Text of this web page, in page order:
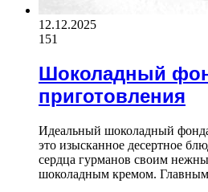
12.12.2025
151
Шоколадный
приготовления
Идеальный шоколадный
это изысканное десертное
сердца гурманов своим
шоколадным кремом.